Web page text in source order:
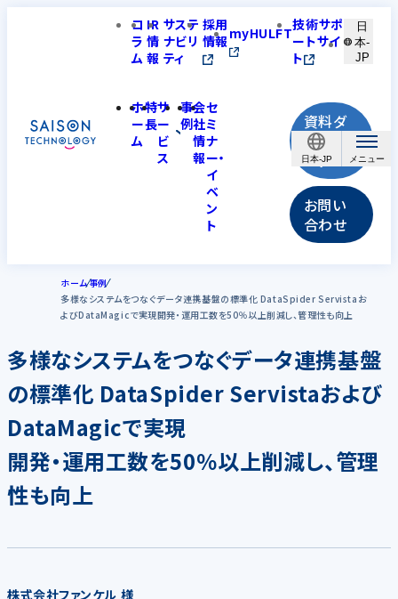
日本-JP
コ
ラ
ム
IR
情
報
サステ
ナビリ
ティ
採用
情報myHULFT技術サポ
ートサイ
ト
日
本-
JP
ホ
ー
ム
特
長
サ
ー
ビ
ス
事
例
会
社
情
報
セ
ミ
ナ
ー・
イ
ベ
ン
ト
資料ダ
ウンロ
ード
お問い
合わせ
ホーム事例
多様なシステムをつなぐデータ連携基盤の標準化 DataSpider Servistaお
よびDataMagicで実現開発・運用工数を50％以上削減し、管理性も向上
多様なシステムをつなぐデータ連携基盤
の標準化 DataSpider Servistaおよび
DataMagicで実現
開発・運用工数を50％以上削減し、管理
性も向上
株式会社ファンケル 様